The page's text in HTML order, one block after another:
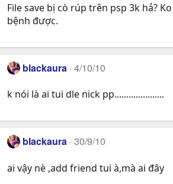
File save bị cò rúp trên psp 3k hả?
bệnh được.
blackaura 4/10/10
k nói là ai tui dle nick pp.....................
blackaura 30/9/10
ai vậy nè ,add friend tui à,mà ai đây